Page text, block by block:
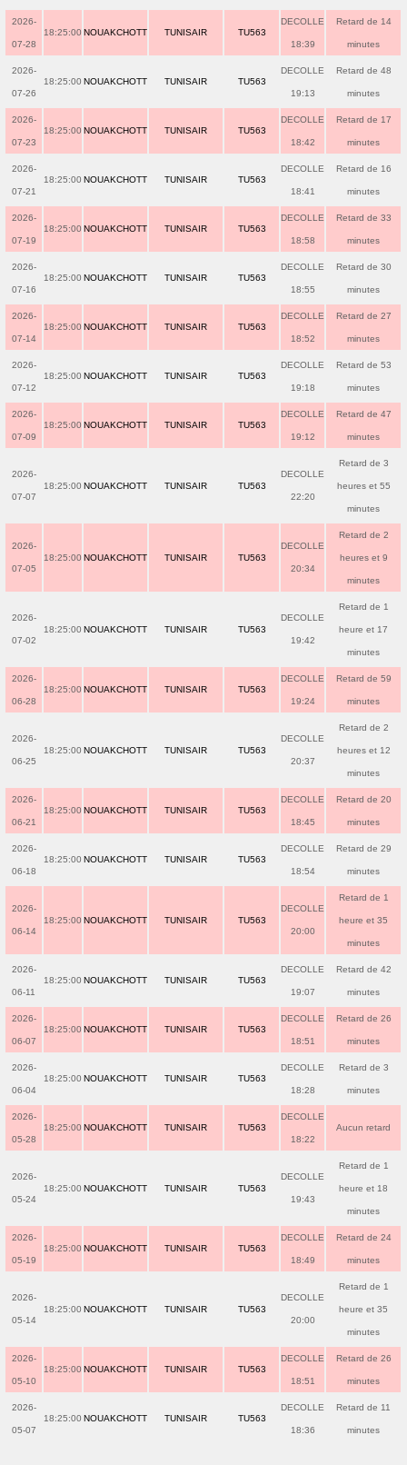
2026-
07-28
18:25:00 NOUAKCHOTT TUNISAIR TU563
DECOLLE
18:39
Retard de 14
minutes
2026-
07-26
18:25:00 NOUAKCHOTT TUNISAIR TU563
DECOLLE
19:13
Retard de 48
minutes
2026-
07-23
18:25:00 NOUAKCHOTT TUNISAIR TU563
DECOLLE
18:42
Retard de 17
minutes
2026-
07-21
18:25:00 NOUAKCHOTT TUNISAIR TU563
DECOLLE
18:41
Retard de 16
minutes
2026-
07-19
18:25:00 NOUAKCHOTT TUNISAIR TU563
DECOLLE
18:58
Retard de 33
minutes
2026-
07-16
18:25:00 NOUAKCHOTT TUNISAIR TU563
DECOLLE
18:55
Retard de 30
minutes
2026-
07-14
18:25:00 NOUAKCHOTT TUNISAIR TU563
DECOLLE
18:52
Retard de 27
minutes
2026-
07-12
18:25:00 NOUAKCHOTT TUNISAIR TU563
DECOLLE
19:18
Retard de 53
minutes
2026-
07-09
18:25:00 NOUAKCHOTT TUNISAIR TU563
DECOLLE
19:12
Retard de 47
minutes
2026-
07-07
18:25:00 NOUAKCHOTT TUNISAIR TU563
DECOLLE
22:20
Retard de 3
heures et 55
minutes
2026-
07-05
18:25:00 NOUAKCHOTT TUNISAIR TU563
DECOLLE
20:34
Retard de 2
heures et 9
minutes
2026-
07-02
18:25:00 NOUAKCHOTT TUNISAIR TU563
DECOLLE
19:42
Retard de 1
heure et 17
minutes
2026-
06-28
18:25:00 NOUAKCHOTT TUNISAIR TU563
DECOLLE
19:24
Retard de 59
minutes
2026-
06-25
18:25:00 NOUAKCHOTT TUNISAIR TU563
DECOLLE
20:37
Retard de 2
heures et 12
minutes
2026-
06-21
18:25:00 NOUAKCHOTT TUNISAIR TU563
DECOLLE
18:45
Retard de 20
minutes
2026-
06-18
18:25:00 NOUAKCHOTT TUNISAIR TU563
DECOLLE
18:54
Retard de 29
minutes
2026-
06-14
18:25:00 NOUAKCHOTT TUNISAIR TU563
DECOLLE
20:00
Retard de 1
heure et 35
minutes
2026-
06-11
18:25:00 NOUAKCHOTT TUNISAIR TU563
DECOLLE
19:07
Retard de 42
minutes
2026-
06-07
18:25:00 NOUAKCHOTT TUNISAIR TU563
DECOLLE
18:51
Retard de 26
minutes
2026-
06-04
18:25:00 NOUAKCHOTT TUNISAIR TU563
DECOLLE
18:28
Retard de 3
minutes
2026-
05-28
18:25:00 NOUAKCHOTT TUNISAIR TU563
DECOLLE
18:22
Aucun retard
2026-
05-24
18:25:00 NOUAKCHOTT TUNISAIR TU563
DECOLLE
19:43
Retard de 1
heure et 18
minutes
2026-
05-19
18:25:00 NOUAKCHOTT TUNISAIR TU563
DECOLLE
18:49
Retard de 24
minutes
2026-
05-14
18:25:00 NOUAKCHOTT TUNISAIR TU563
DECOLLE
20:00
Retard de 1
heure et 35
minutes
2026-
05-10
18:25:00 NOUAKCHOTT TUNISAIR TU563
DECOLLE
18:51
Retard de 26
minutes
2026-
05-07
18:25:00 NOUAKCHOTT TUNISAIR TU563
DECOLLE
18:36
Retard de 11
minutes